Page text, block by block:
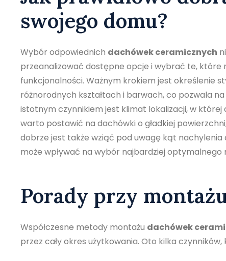
swojego domu?
Wybór odpowiednich dachówek ceramicznych
przeanalizować dostępne opcje i wybrać te, które
funkcjonalności. Ważnym krokiem jest określenie
różnorodnych kształtach i barwach, co pozwala
istotnym czynnikiem jest klimat lokalizacji, w której
warto postawić na dachówki o gładkiej
dobrze jest także wziąć pod uwagę kąt
może wpływać na wybór najbardziej optymalnego
Porady przy
Współczesne metody montażu dachówek
przez cały okres użytkowania. Oto kilka